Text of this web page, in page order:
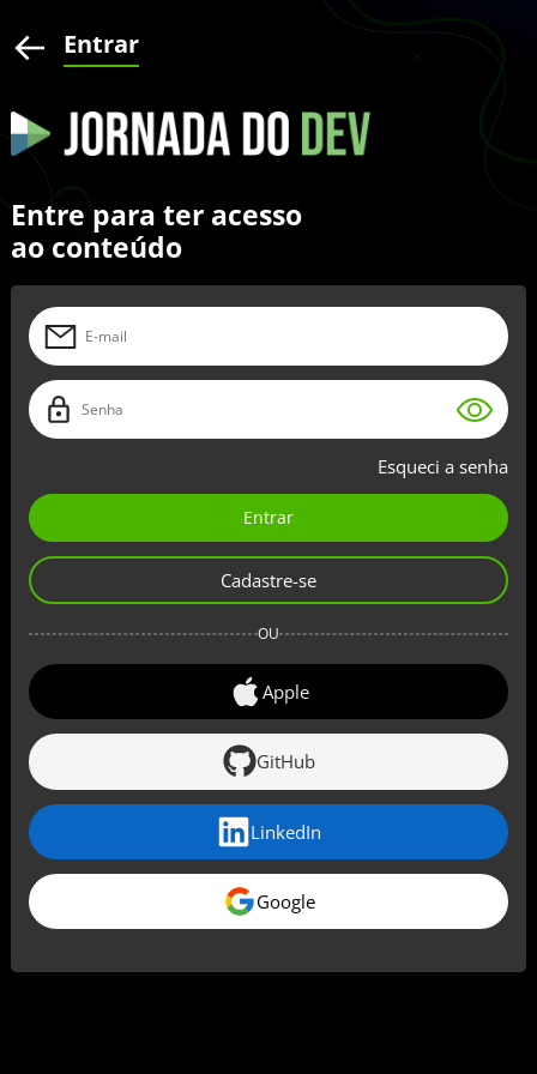
Entrar
Entre para ter acesso
ao conteúdo
Esqueci a senha
Entrar
Cadastre-se
OU
Apple
GitHub
LinkedIn
Google